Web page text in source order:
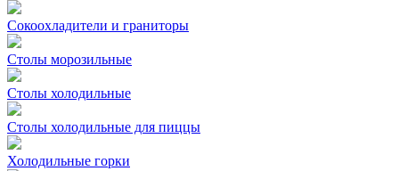
Сокоохладители и граниторы
Столы морозильные
Столы холодильные
Столы холодильные для пиццы
Холодильные горки